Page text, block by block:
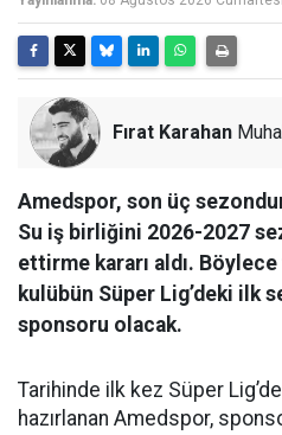
Fırat Karahan
Amedspor, son üç
Su iş birliğini 2026-2027
ettirme kararı aldı. Böylece
kulübün Süper Lig’deki ilk
sponsoru olacak.
Tarihinde ilk kez Süper
hazırlanan Amedspor,